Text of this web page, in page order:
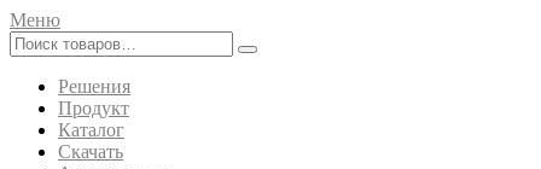
Меню
Решения
Продукт
Каталог
Скачать